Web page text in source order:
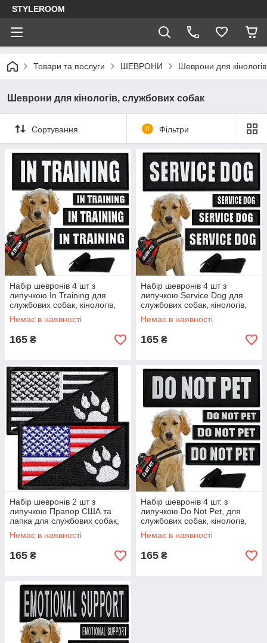
STYLEROOM
Товари та послуги ШЕВРОНИ Шеврони для
Шеврони для кінологів, службових собак
Сортування 0 Фільтри
Набір шевронів 4 шт з
липучкою In Training для
службових собак, кінологів,
кінологічна служба, нашивка
шеврон патч
Немає в наявності
165 ₴
Набір шевронів 4 шт з
липучкою Service Dog для
службових собак, кінологів,
кінологічна служба, нашивка
патч шеврон
Немає в наявності
165 ₴
Набір шевронів 2 шт з
липучкою Прапор США та
лапка для службових собак,
K-9, кінологів, кінологічна
служба
Немає в наявності
165 ₴
Набір шевронів 4 шт. з
липучкою Do Not Pet, для
службових собак, кінологів,
кінологічна служба, нашивка
Немає в наявності
165 ₴